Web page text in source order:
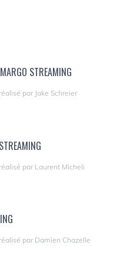
STREAMING
par Jake Schreier
par Laurent Micheli
par Damien Chazelle